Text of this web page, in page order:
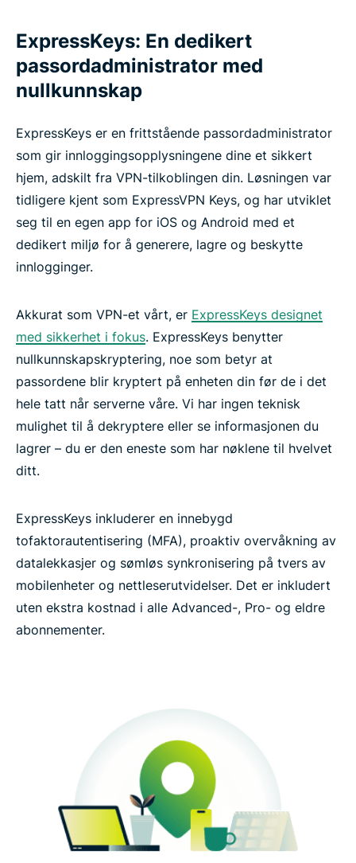
ExpressKeys: En dedikert
passordadministrator med
nullkunnskap
ExpressKeys er en frittstående passordadministrator
som gir innloggingsopplysningene dine et sikkert
hjem, adskilt fra VPN-tilkoblingen din. Løsningen var
tidligere kjent som ExpressVPN Keys, og har utviklet
seg til en egen app for iOS og Android med et
dedikert miljø for å generere, lagre og beskytte
innlogginger.
Akkurat som VPN-et vårt, er ExpressKeys designet
med sikkerhet i fokus. ExpressKeys benytter
nullkunnskapskryptering, noe som betyr at
passordene blir kryptert på enheten din før de i det
hele tatt når serverne våre. Vi har ingen teknisk
mulighet til å dekryptere eller se informasjonen du
lagrer – du er den eneste som har nøklene til hvelvet
ditt.
ExpressKeys inkluderer en innebygd
tofaktorautentisering (MFA), proaktiv overvåkning av
datalekkasjer og sømløs synkronisering på tvers av
mobilenheter og nettleserutvidelser. Det er inkludert
uten ekstra kostnad i alle Advanced-, Pro- og eldre
abonnementer.